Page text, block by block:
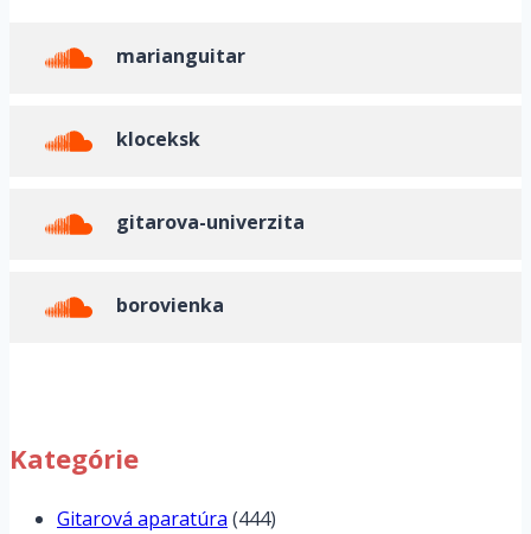
marianguitar
kloceksk
gitarova-univerzita
borovienka
Kategórie
Gitarová aparatúra (444)